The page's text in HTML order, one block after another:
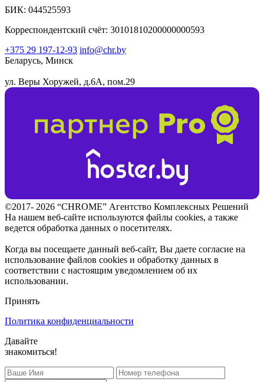
БИК: 044525593
Корреспондентский счёт: 30101810200000000593
+375 29 197-12-93 info@chr.by
Беларусь, Минск
ул. Веры Хоружей, д.6А, пом.29
©2017- 2026 “CHROME” Агентство Комплексных Решений
На нашем веб-сайте используются файлы cookies, а также
ведется обработка данных о посетителях.
Когда вы посещаете данный веб-сайт, Вы даете согласие на
использование файлов cookies и обработку данных в
соответствии с настоящим уведомлением об их
использовании.
Принять
Политика конфиденциальности
Давайте
знакомиться!